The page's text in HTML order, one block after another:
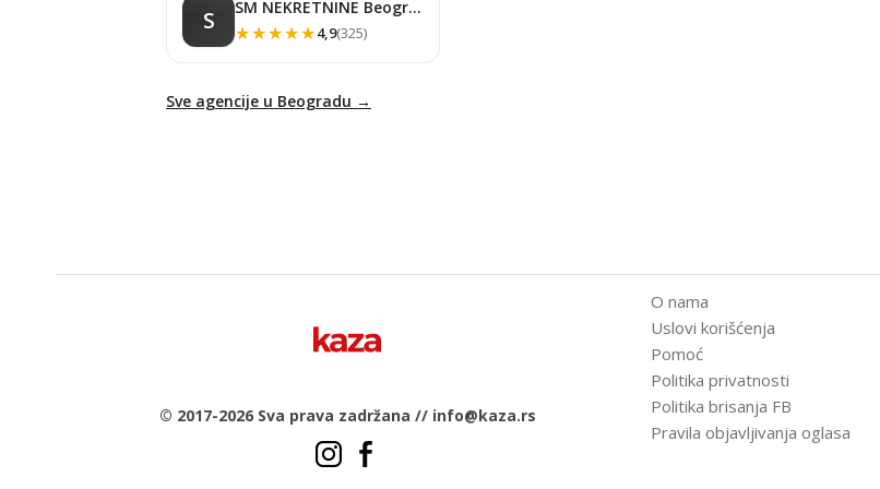
S SM NEKRETNINE Beograd
★★★★★
★★★★★4,9(325)
Sve agencije u Beogradu →
© 2017-2026 Sva prava zadržana // info@kaza.rs
O nama
Uslovi korišćenja
Pomoć
Politika privatnosti
Politika brisanja FB
Pravila objavljivanja oglasa